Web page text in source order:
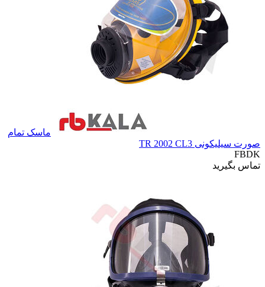
ماسک تمام
صورت سیلیکونی TR 2002 CL3
FBDK
تماس بگیرید